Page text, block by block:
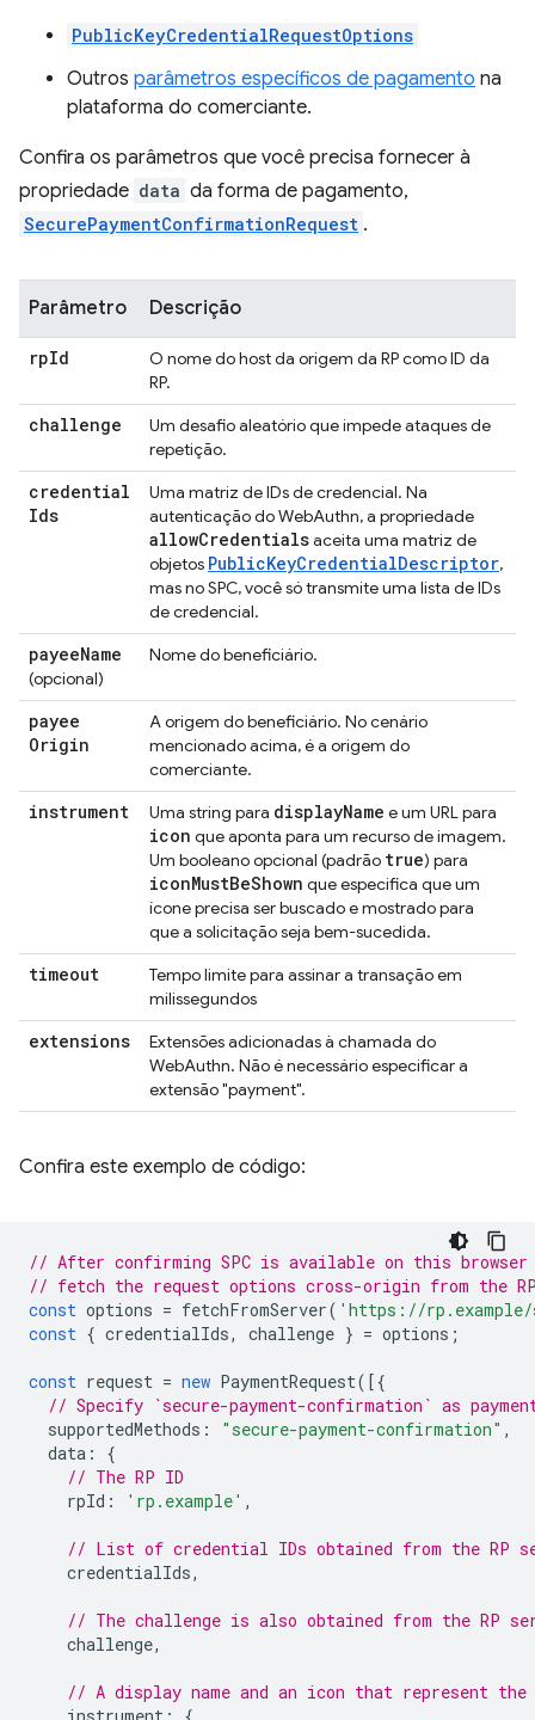
PublicKeyCredentialRequestOptions
Outros parâmetros específicos de pagamento na
plataforma do comerciante.
Confira os parâmetros que você precisa fornecer à
propriedade data da forma de pagamento,
SecurePaymentConfirmationRequest .
Parâmetro Descrição
rpId
O nome do host da origem da RP como ID da
RP.
challenge
Um desafio aleatório que impede ataques de
repetição.
credential
Ids
Uma matriz de IDs de credencial. Na
autenticação do WebAuthn, a propriedade
allowCredentialsaceita uma matriz de
objetos PublicKeyCredentialDescriptor,
mas no SPC, você só transmite uma lista de IDs
de credencial.
payeeName
(opcional)
Nome do beneficiário.
payee
Origin
A origem do beneficiário. No cenário
mencionado acima, é a origem do
comerciante.
instrument Uma string para displayName e um URL para
icon que aponta para um recurso de imagem.
Um booleano opcional (padrão true) para
iconMustBeShown que especifica que um
ícone precisa ser buscado e mostrado para
que a solicitação seja bem-sucedida.
timeout
Tempo limite para assinar a transação em
milissegundos
extensions
Extensões adicionadas à chamada do
WebAuthn. Não é necessário especificar a
extensão "payment".
Confira este exemplo de código:
// After confirming SPC is available on this
// fetch the request options cross-origin from the
const options = fetchFromServer( 'https://rp.example/
const { credentialIds, challenge } = options ;
const request = new PaymentRequest([{
// Specify `secure-payment-confirmation` as
supportedMethods : "secure-payment-confirmation" ,
data :
{
// The RP ID
rpId : 'rp.example' ,
// List of credential IDs obtained from the RP
credentialIds,
// The challenge is also obtained from the RP
challenge,
// A display name and an icon that represent the